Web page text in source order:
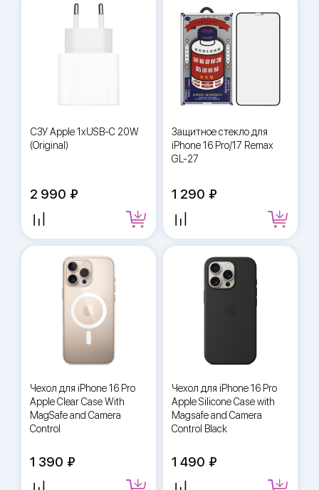
СЗУ Apple 1xUSB-C 20W
(Original)
2 990
Защитное стекло для
iPhone 16 Pro/17 Remax
GL-27
1 290
Чехол для iPhone 16 Pro
Apple Clear Case With
MagSafe and Camera
Control
1 390
Чехол для iPhone 16 Pro
Apple Silicone Case with
Magsafe and Camera
Control Black
1 490